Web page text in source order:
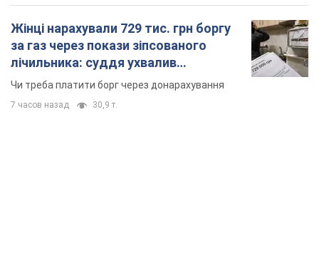
Жінці нарахували 729 тис. грн боргу
за газ через покази зіпсованого
лічильника: суддя ухвалив
неочікуване рішення
Чи треба платити борг через донарахування
7 часов назад 30,9 т.